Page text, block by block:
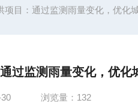
项目：通过监测雨量变化，优化
过监测雨量变化，优化
浏览量：132